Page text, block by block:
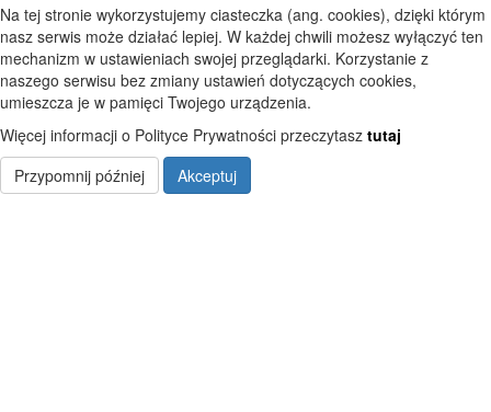
Wt 7:30 - 15:30
Śr 7:30 - 15:30
Pt 7:30 - 15:30
Na tej stronie wykorzystujemy ciasteczka (ang. cookies), dzięki którym
nasz serwis może działać lepiej. W każdej chwili możesz wyłączyć ten
mechanizm w ustawieniach swojej przeglądarki. Korzystanie z
naszego serwisu bez zmiany ustawień dotyczących cookies,
umieszcza je w pamięci Twojego urządzenia.
Więcej informacji o Polityce Prywatności przeczytasz tutaj
Przypomnij później
Akceptuj